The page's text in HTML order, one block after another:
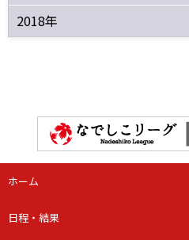
2018年
ホーム
日程・結果